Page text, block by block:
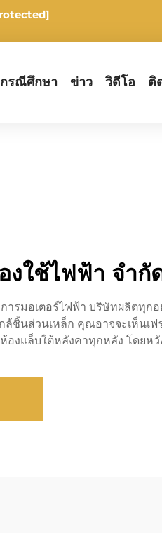
กรณีศึกษา ข่าว วิดีโอ ติ
งใช้ไฟฟ้า จำกั
รมอเตอร์ไฟฟ้า บริษัทผลิตทุก
กล้ชิ้นส่วนเหล็ก คุณอาจจะเห็
งแล็บใต้หลังคาทุกหลัง โดยห